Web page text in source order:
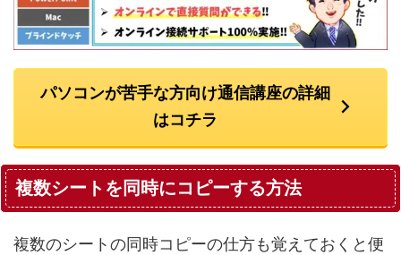
パソコンが苦手な方向け通信講座の詳細
はコチラ
複数シートを同時にコピーする方法
複数のシートの同時コピーの仕方も覚えておくと便